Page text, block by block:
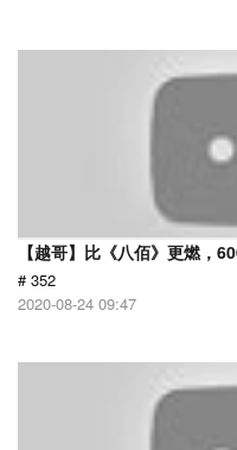
【越哥】比《八佰》更燃，
# 352
2020-08-24 09:47